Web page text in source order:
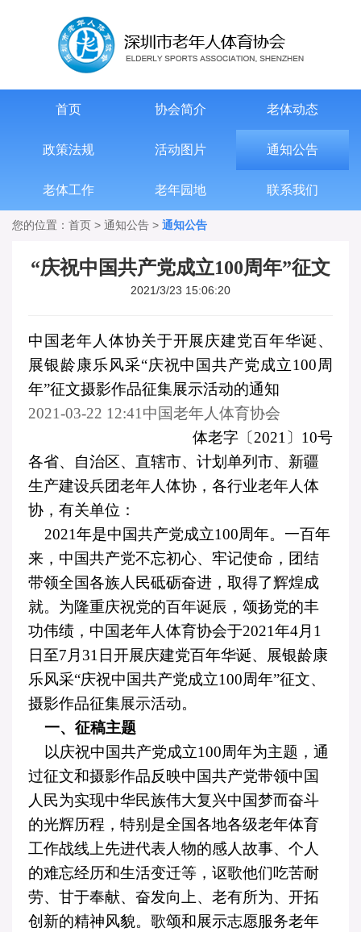
首页 协会简介 老体动态
政策法规 活动图片 通知公告
老体工作 老年园地 联系我们
您的位置： 首页 > 通知公告 > 通知公告
“庆祝中国共产党成立100周年”征文
2021/3/23 15:06:20
中国老年人体协关于开展庆建党百年华诞、
展银龄康乐风采“庆祝中国共产党成立100周
年”征文摄影作品征集展示活动的通知
2021-03-22 12:41 中国老年人体育协会
体老字〔 2021 〕 10号
各省、自治区、直辖市、计划单列市、新疆
生产建设兵团老年人体协，各行业老年人体
协，有关单位：
2021年是中国共产党成立100周年。一百年
来，中国共产党不忘初心、牢记使命，团结
带领全国各族人民砥砺奋进，取得了辉煌成
就。为隆重庆祝党的百年诞辰，颂扬党的丰
功伟绩，中国老年人体育协会于2021年4月 1
日至7 月 31 日开展庆建党百年华诞、展银龄康
乐风采“庆祝中国共产党成立100周年”征文、
摄影作品征集展示活动。
一、征稿主题
以庆祝中国共产党成立100周年为主题，通
过征文和摄影作品反映中国共产党带领中国
人民为实现中华民族伟大复兴中国梦而奋斗
的光辉历程，特别是全国各地各级老年体育
工作战线上先进代表人物的感人故事、个人
的难忘经历和生活变迁等，讴歌他们吃苦耐
劳、甘于奉献、奋发向上、老有所为、开拓
创新的精神风貌。歌颂和展示志愿服务老年